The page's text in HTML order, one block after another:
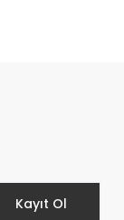
Kayıt Ol